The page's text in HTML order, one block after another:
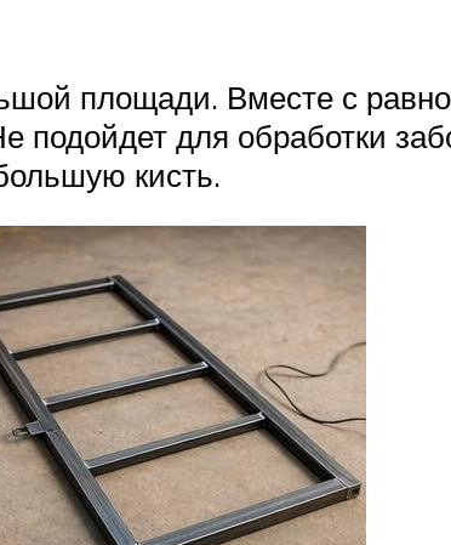
площади. Вместе с
подойдет для обработки
кисть.